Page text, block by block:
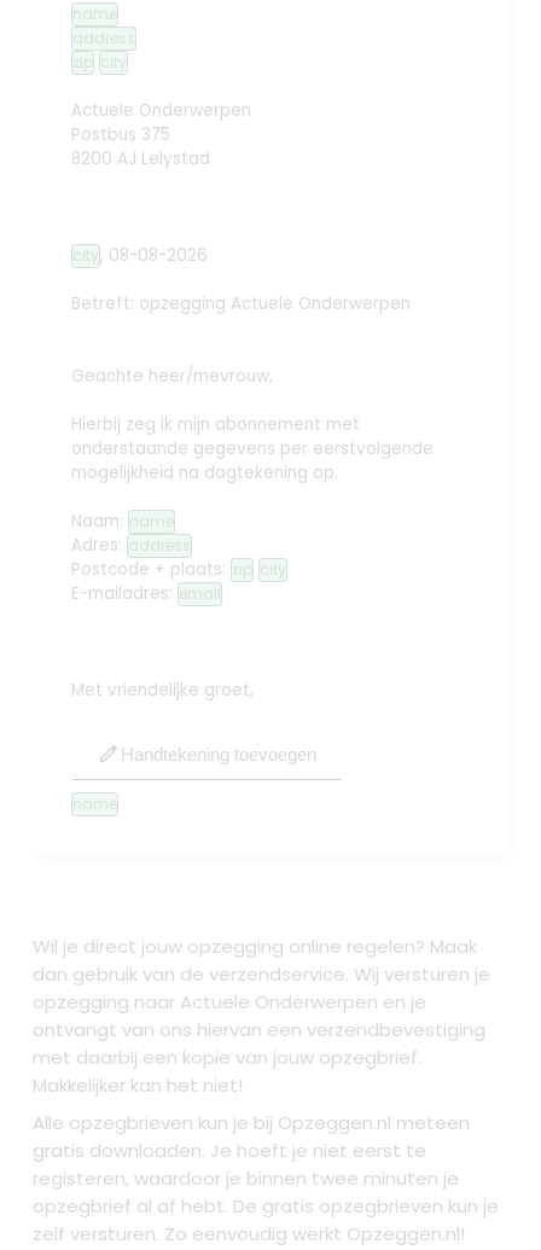
name
address
zip city
Actuele Onderwerpen
Postbus 375
8200 AJ Lelystad
city, 08-08-2026
Betreft: opzegging Actuele Onderwerpen
Geachte heer/mevrouw,
Hierbij zeg ik mijn abonnement met
onderstaande gegevens per eerstvolgende
mogelijkheid na dagtekening op.
Naam: name
Adres: address
Postcode + plaats: zip city
E-mailadres: email
Met vriendelijke groet,
edit Handtekening toevoegen
name
Wil je direct jouw opzegging online regelen? Maak
dan gebruik van de verzendservice. Wij versturen je
opzegging naar Actuele Onderwerpen en je
ontvangt van ons hiervan een verzendbevestiging
met daarbij een kopie van jouw opzegbrief.
Makkelijker kan het niet!
Alle opzegbrieven kun je bij Opzeggen.nl meteen
gratis downloaden. Je hoeft je niet eerst te
registeren, waardoor je binnen twee minuten je
opzegbrief al af hebt. De gratis opzegbrieven kun je
zelf versturen. Zo eenvoudig werkt Opzeggen.nl!